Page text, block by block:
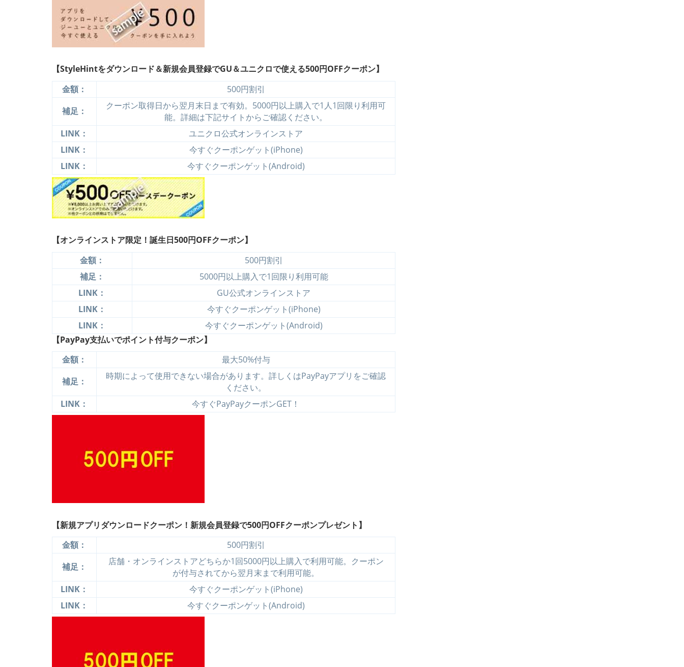
【StyleHintをダウンロード＆新規会員登録でGU＆ユニクロで使える500円OFFクーポン】
金額：
500円割引
補足：
クーポン取得日から翌月末日まで有効。5000円以上購入で1人1回限り利用可
能。詳細は下記サイトからご確認ください。
LINK：
ユニクロ公式オンラインストア
LINK：
今すぐクーポンゲット(iPhone)
LINK：
今すぐクーポンゲット(Android)
【オンラインストア限定！誕生日500円OFFクーポン】
金額：
500円割引
補足：
5000円以上購入で1回限り利用可能
LINK：
GU公式オンラインストア
LINK：
今すぐクーポンゲット(iPhone)
LINK：
今すぐクーポンゲット(Android)
【PayPay支払いでポイント付与クーポン】
金額：
最大50%付与
補足：
時期によって使用できない場合があります。詳しくはPayPayアプリをご確認
ください。
LINK：
今すぐPayPayクーポンGET！
【新規アプリダウンロードクーポン！新規会員登録で500円OFFクーポンプレゼント】
金額：
500円割引
補足：
店舗・オンラインストアどちらか1回5000円以上購入で利用可能。クーポン
が付与されてから翌月末まで利用可能。
LINK：
今すぐクーポンゲット(iPhone)
LINK：
今すぐクーポンゲット(Android)